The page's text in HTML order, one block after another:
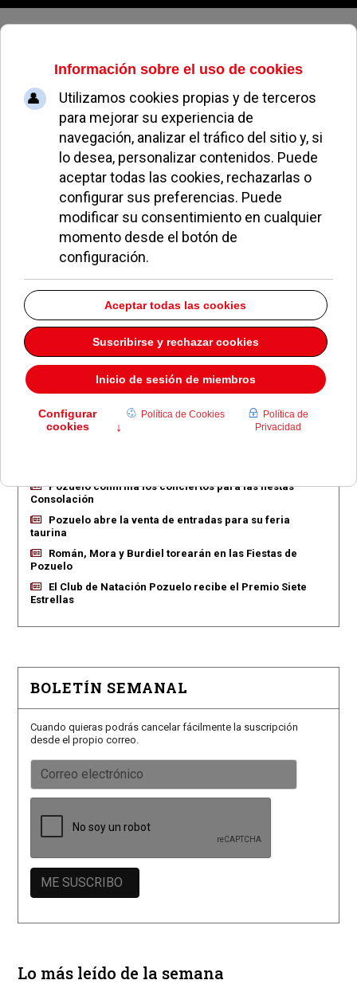
Viernes, 07 de agosto de 2026
Carnicería A.
Muñoz Y.
Dirección: C/ Calvario 12 21
Pozuelo de Alarcón
Madrid
28223
Teléfono:
913529451
Descargar la información como:vCard
EN PORTADA
Pozuelo confirma los conciertos para las fiestas
Consolación
Pozuelo abre la venta de entradas para su feria
taurina
Román, Mora y Burdiel torearán en las Fiestas de
Pozuelo
El Club de Natación Pozuelo recibe el Premio Siete
Estrellas
BOLETÍN SEMANAL
Cuando quieras podrás cancelar fácilmente la suscripción
desde el propio correo.
Lo más leído de la semana